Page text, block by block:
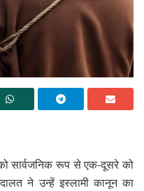
को सार्वजनिक रूप से एक-दूसरे को
ने उन्हें इस्लामी कानून का